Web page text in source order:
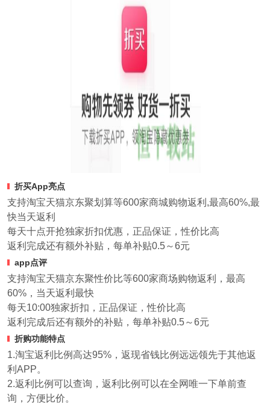
折买App亮点
支持淘宝天猫京东聚划算等600家商城购物返利,最高60%,最
快当天返利
每天十点开抢独家折扣优惠，正品保证，性价比高
返利完成还有额外补贴，每单补贴0.5～6元
app点评
支持淘宝天猫京东聚性价比等600家商场购物返利，最高
60%，当天返利最快
每天10:00独家折扣，正品保证，性价比高
返利完成后还有额外的补贴，每单补贴0.5～6元
折购功能特点
1.淘宝返利比例高达95%，返现省钱比例远远领先于其他返
利APP。
2.返利比例可以查询，返利比例可以在全网唯一下单前查
询，方便比价。